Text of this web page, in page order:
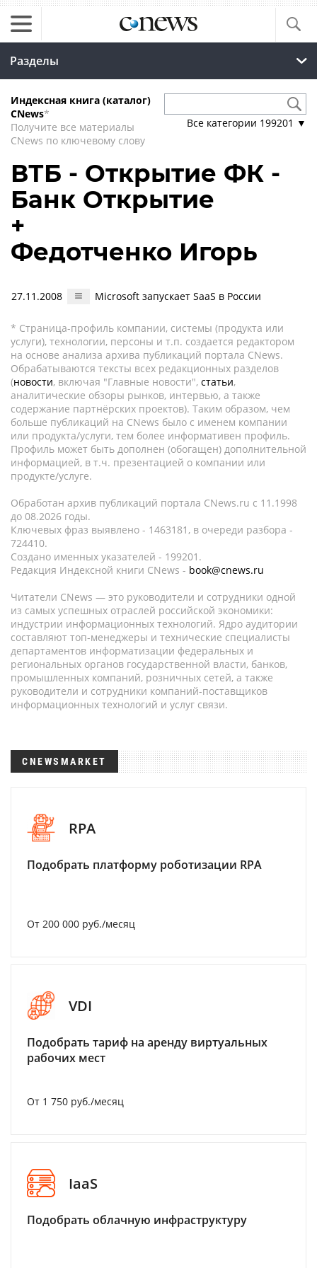
Разделы
Индексная книга (каталог)
CNews*
Получите все материалы
CNews по ключевому слову
Все категории 199201 ▼
ВТБ - Открытие ФК -
Банк Открытие
+
Федотченко Игорь
27.11.2008 Microsoft запускает SaaS в России
* Страница-профиль компании, системы (продукта или
услуги), технологии, персоны и т.п. создается редактором
на основе анализа архива публикаций портала CNews.
Обрабатываются тексты всех редакционных разделов
(новости, включая "Главные новости", статьи,
аналитические обзоры рынков, интервью, а также
содержание партнёрских проектов). Таким образом, чем
больше публикаций на CNews было с именем компании
или продукта/услуги, тем более информативен профиль.
Профиль может быть дополнен (обогащен) дополнительной
информацией, в т.ч. презентацией о компании или
продукте/услуге.
Обработан архив публикаций портала CNews.ru c 11.1998
до 08.2026 годы.
Ключевых фраз выявлено - 1463181, в очереди разбора -
724410.
Создано именных указателей - 199201.
Редакция Индексной книги CNews - book@cnews.ru
Читатели CNews — это руководители и сотрудники одной
из самых успешных отраслей российской экономики:
индустрии информационных технологий. Ядро аудитории
составляют топ-менеджеры и технические специалисты
департаментов информатизации федеральных и
региональных органов государственной власти, банков,
промышленных компаний, розничных сетей, а также
руководители и сотрудники компаний-поставщиков
информационных технологий и услуг связи.
CNEWSMARKET
RPA
Подобрать платформу роботизации RPA
От 200 000 руб./месяц
VDI
Подобрать тариф на аренду виртуальных
рабочих мест
От 1 750 руб./месяц
IaaS
Подобрать облачную инфраструктуру